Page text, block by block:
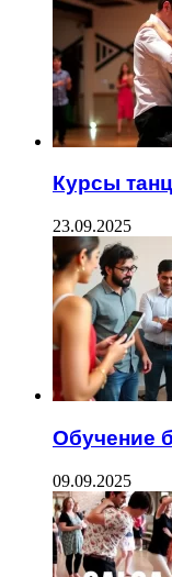
Курсы
23.09.2025
Обучение
09.09.2025